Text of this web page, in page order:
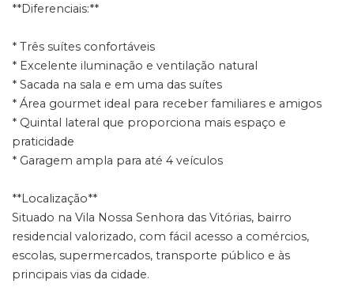
**Diferenciais:**
* Três suítes confortáveis
* Excelente iluminação e ventilação natural
* Sacada na sala e em uma das suítes
* Área gourmet ideal para receber familiares e amigos
* Quintal lateral que proporciona mais espaço e
praticidade
* Garagem ampla para até 4 veículos
**Localização**
Situado na Vila Nossa Senhora das Vitórias, bairro
residencial valorizado, com fácil acesso a comércios,
escolas, supermercados, transporte público e às
principais vias da cidade.